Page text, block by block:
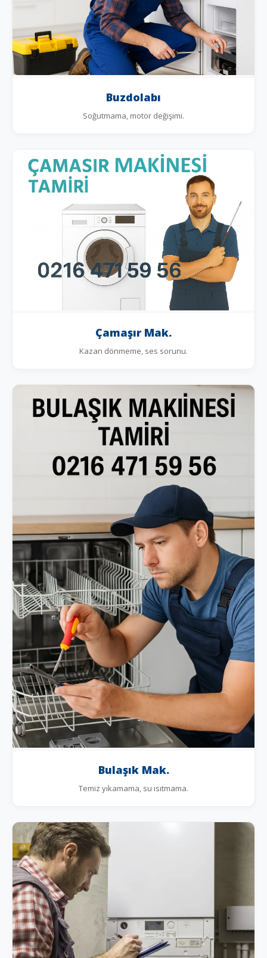
Buzdolabı
Soğutmama, motor değişimi.
Çamaşır Mak.
Kazan dönmeme, ses sorunu.
Bulaşık Mak.
Temiz yıkamama, su ısıtmama.